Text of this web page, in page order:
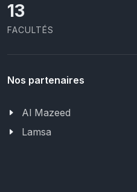
13
FACULTÉS
Nos partenaires
Al Mazeed
Lamsa